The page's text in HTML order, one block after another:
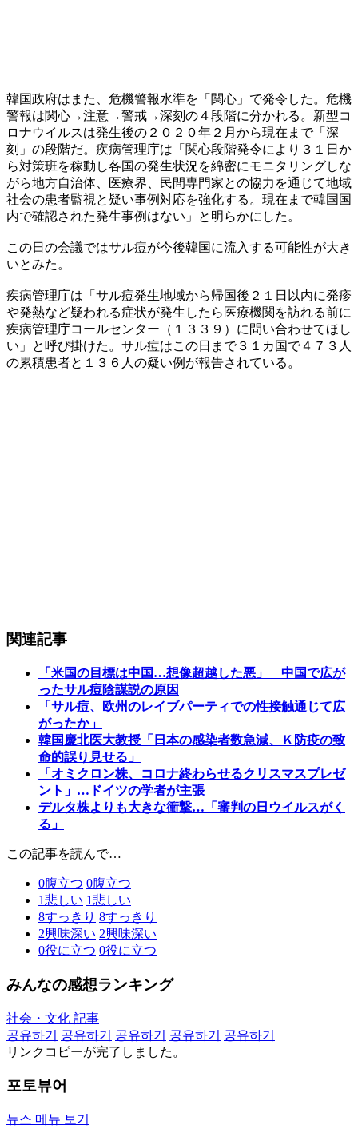
韓国政府はまた、危機警報水準を「関心」で発令した。危機
警報は関心→注意→警戒→深刻の４段階に分かれる。新型コ
ロナウイルスは発生後の２０２０年２月から現在まで「深
刻」の段階だ。疾病管理庁は「関心段階発令により３１日か
ら対策班を稼動し各国の発生状況を綿密にモニタリングしな
がら地方自治体、医療界、民間専門家との協力を通じて地域
社会の患者監視と疑い事例対応を強化する。現在まで韓国国
内で確認された発生事例はない」と明らかにした。
この日の会議ではサル痘が今後韓国に流入する可能性が大き
いとみた。
疾病管理庁は「サル痘発生地域から帰国後２１日以内に発疹
や発熱など疑われる症状が発生したら医療機関を訪れる前に
疾病管理庁コールセンター（１３３９）に問い合わせてほし
い」と呼び掛けた。サル痘はこの日まで３１カ国で４７３人
の累積患者と１３６人の疑い例が報告されている。
関連記事
「米国の目標は中国…想像超越した悪」 中国で広が
ったサル痘陰謀説の原因
「サル痘、欧州のレイブパーティでの性接触通じて広
がったか」
韓国慶北医大教授「日本の感染者数急減、Ｋ防疫の致
命的誤り見せる」
「オミクロン株、コロナ終わらせるクリスマスプレゼ
ント」…ドイツの学者が主張
デルタ株よりも大きな衝撃…「審判の日ウイルスがく
る」
この記事を読んで…
0腹立つ 0腹立つ
1悲しい 1悲しい
8すっきり 8すっきり
2興味深い 2興味深い
0役に立つ 0役に立つ
みんなの感想ランキング
社会・文化 記事
공유하기
공유하기 공유하기 공유하기
공유하기
リンクコピーが完了しました。
포토뷰어
뉴스 메뉴 보기